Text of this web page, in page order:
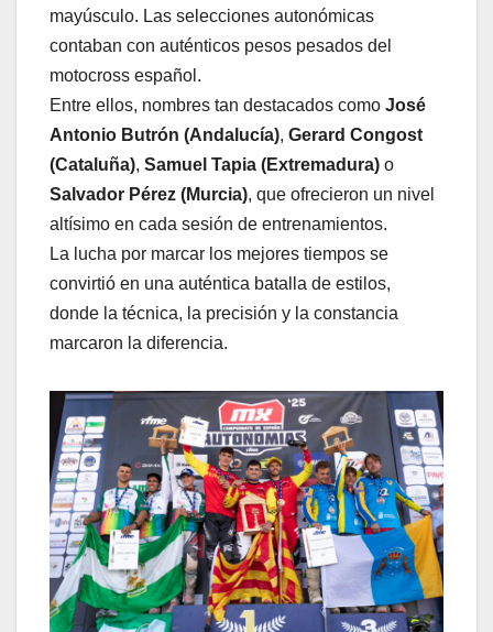
mayúsculo. Las selecciones autonómicas
contaban con auténticos pesos pesados del
motocross español.
Entre ellos, nombres tan destacados como José
Antonio Butrón (Andalucía), Gerard Congost
(Cataluña), Samuel Tapia (Extremadura) o
Salvador Pérez (Murcia), que ofrecieron un nivel
altísimo en cada sesión de entrenamientos.
La lucha por marcar los mejores tiempos se
convirtió en una auténtica batalla de estilos,
donde la técnica, la precisión y la constancia
marcaron la diferencia.